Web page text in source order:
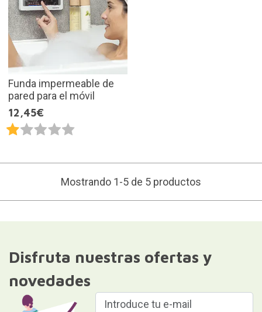
Funda impermeable de
pared para el móvil
12,45€
Mostrando 1-5 de 5 productos
Disfruta nuestras ofertas y
novedades